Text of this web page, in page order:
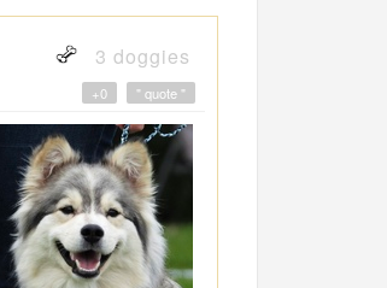
3 doggies
" quote "
+0